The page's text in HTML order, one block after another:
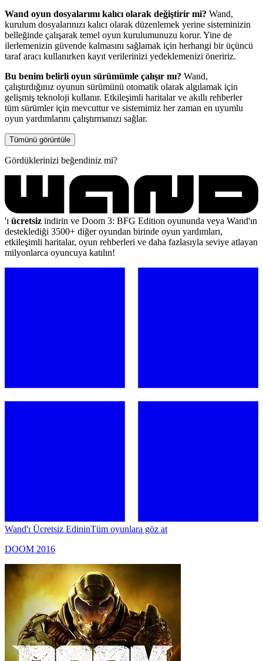
Wand oyun dosyalarımı kalıcı olarak değiştirir mi? Wand,
kurulum dosyalarınızı kalıcı olarak düzenlemek yerine sisteminizin
belleğinde çalışarak temel oyun kurulumunuzu korur. Yine de
ilerlemenizin güvende kalmasını sağlamak için herhangi bir üçüncü
taraf aracı kullanırken kayıt verilerinizi yedeklemenizi öneririz.
Bu benim belirli oyun sürümümle çalışır mı? Wand,
çalıştırdığınız oyunun sürümünü otomatik olarak algılamak için
gelişmiş teknoloji kullanır. Etkileşimli haritalar ve akıllı rehberler
tüm sürümler için mevcuttur ve sistemimiz her zaman en uyumlu
oyun yardımlarını çalıştırmanızı sağlar.
Tümünü görüntüle
Gördüklerinizi beğendiniz mi?
'ı ücretsiz indirin ve Doom 3: BFG Edition oyununda veya Wand'ın
desteklediği 3500+ diğer oyundan birinde oyun yardımları,
etkileşimli haritalar, oyun rehberleri ve daha fazlasıyla seviye atlayan
milyonlarca oyuncuya katılın!
Wand'ı Ücretsiz EdininTüm oyunlara göz at
DOOM 2016